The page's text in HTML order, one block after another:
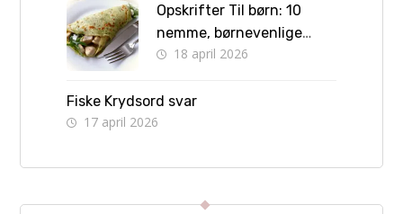
Opskrifter Til børn: 10
nemme, børnevenlige
retter børn kan lave selv
18 april 2026
Fiske Krydsord svar
17 april 2026